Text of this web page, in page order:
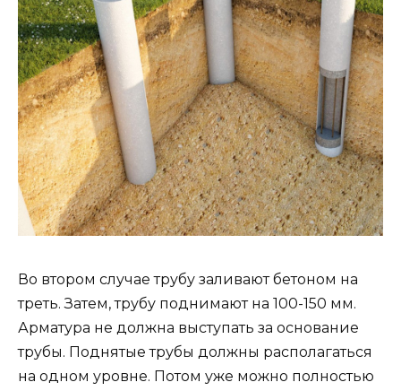
Во втором случае трубу заливают бетоном на
треть. Затем, трубу поднимают на 100-150 мм.
Арматура не должна выступать за основание
трубы. Поднятые трубы должны располагаться
на одном уровне. Потом уже можно полностью